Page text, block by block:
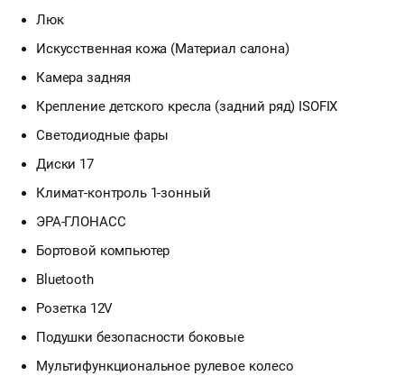
Люк
Искусственная кожа (Материал салона)
Камера задняя
Крепление детского кресла (задний ряд) ISOFIX
Светодиодные фары
Диски 17
Климат-контроль 1-зонный
ЭРА-ГЛОНАСС
Бортовой компьютер
Bluetooth
Розетка 12V
Подушки безопасности боковые
Мультифункциональное рулевое колесо